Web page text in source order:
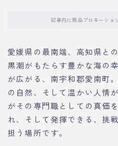
記事内に商品プロモーショ
愛媛県の最南端、高知県と
黒潮がもたらす豊かな海の
が広がる、南宇和郡愛南町
の自然、そして温かい人情
がその専門職としての真価
れ、そして発揮できる、挑
担う場所です。